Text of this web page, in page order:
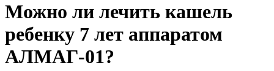
Можно ли лечить кашель
ребенку 7 лет аппаратом
АЛМАГ-01?